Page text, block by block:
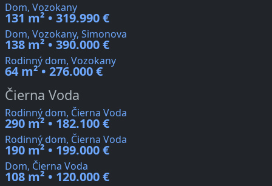
Dom, Vozokany
131 m² • 319.990 €
Dom, Vozokany, Simonova
138 m² • 390.000 €
Rodinný dom, Vozokany
64 m² • 276.000 €
Čierna Voda
Rodinný dom, Čierna Voda
290 m² • 182.100 €
Rodinný dom, Čierna Voda
190 m² • 199.000 €
Dom, Čierna Voda
108 m² • 120.000 €